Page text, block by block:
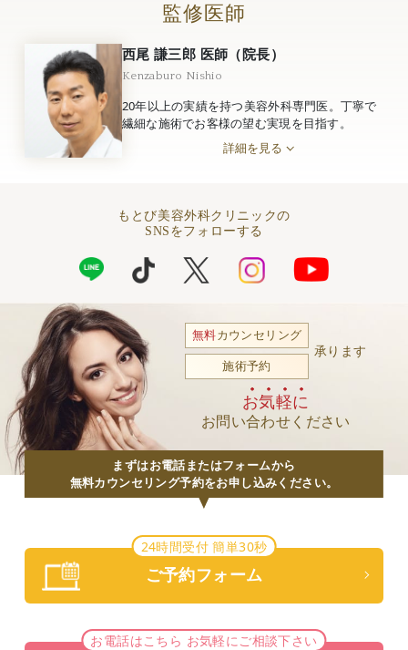
監修医師
西尾 謙三郎 医師（院長）
Kenzaburo Nishio
20年以上の実績を持つ美容外科専門医。丁寧で
繊細な施術でお客様の望む実現を目指す。
詳細を見る
もとび美容外科クリニックの
SNSをフォローする
無料カウンセリング
施術予約
承ります
お気軽に
お問い合わせください
まずはお電話またはフォームから
無料カウンセリング予約をお申し込みください。
24時間受付 簡単30秒
ご予約フォーム
お電話はこちら お気軽にご相談下さい